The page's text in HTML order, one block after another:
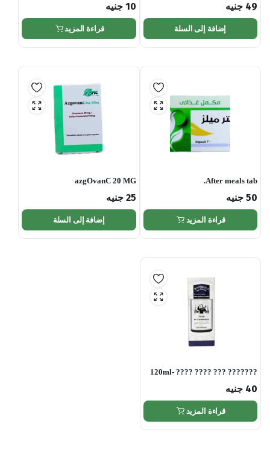
49 جنيه
إضافة إلى السلة
10 جنيه
قراءة المزيد
After meals tab.
50 جنيه
قراءة المزيد
azgOvanC 20 MG
25 جنيه
إضافة إلى السلة
??????? ??? ???? ???? -120ml
40 جنيه
قراءة المزيد